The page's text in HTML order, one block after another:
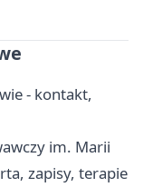
- kontakt,
im. Marii
zapisy, terapie